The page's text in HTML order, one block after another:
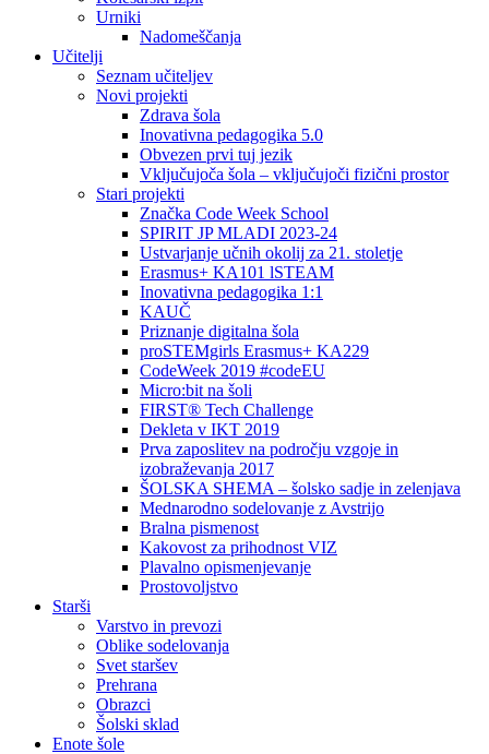
Urniki
Nadomeščanja
Učitelji
Seznam učiteljev
Novi projekti
Zdrava šola
Inovativna pedagogika 5.0
Obvezen prvi tuj jezik
Vključujoča šola – vključujoči fizični prostor
Stari projekti
Značka Code Week School
SPIRIT JP MLADI 2023-24
Ustvarjanje učnih okolij za 21. stoletje
Erasmus+ KA101 lSTEAM
Inovativna pedagogika 1:1
KAUČ
Priznanje digitalna šola
proSTEMgirls Erasmus+ KA229
CodeWeek 2019 #codeEU
Micro:bit na šoli
FIRST® Tech Challenge
Dekleta v IKT 2019
Prva zaposlitev na področju vzgoje in
izobraževanja 2017
ŠOLSKA SHEMA – šolsko sadje in zelenjava
Mednarodno sodelovanje z Avstrijo
Bralna pismenost
Kakovost za prihodnost VIZ
Plavalno opismenjevanje
Prostovoljstvo
Starši
Varstvo in prevozi
Oblike sodelovanja
Svet staršev
Prehrana
Obrazci
Šolski sklad
Enote šole